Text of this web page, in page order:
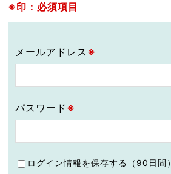
※印：必須項目
メールアドレス ※
パスワード ※
ログイン情報を保存する（90日間）